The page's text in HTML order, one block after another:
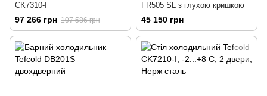
CK7310-I
97 266 грн 107 586 грн
FR505 SL з глухою кришкою
45 150 грн